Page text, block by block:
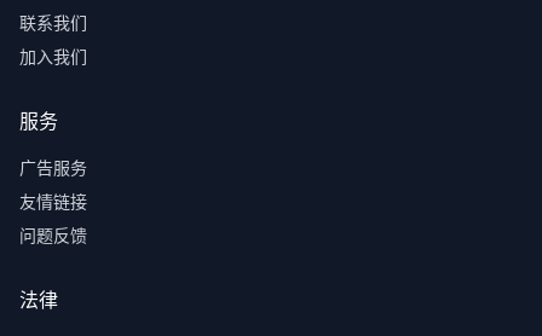
联系我们
加入我们
服务
广告服务
友情链接
问题反馈
法律